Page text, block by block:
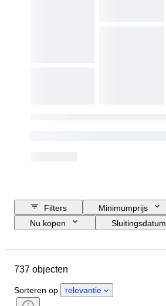
Filters
Minimumprijs
Nu kopen
Sluitingsdatum
Land van herkomst
Geslacht
Conditie
Steen
Certificaat
737 objecten
Sorteren op relevantie